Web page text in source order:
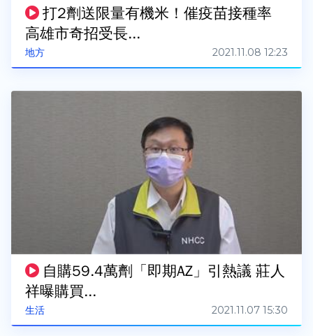
地方
打2劑送限量有機米！催疫苗接種率
高雄市奇招受長...
2021.11.08 12:23
生活
自購59.4萬劑「即期AZ」引熱議 莊人
祥曝購買...
2021.11.07 15:30